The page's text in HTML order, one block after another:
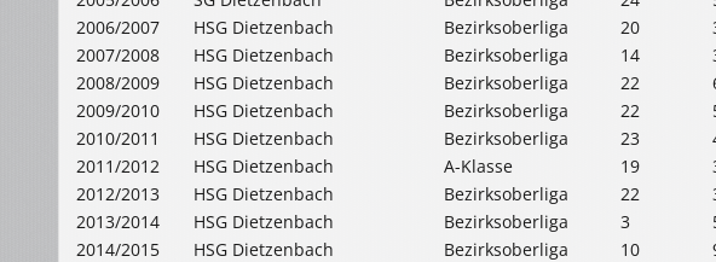
2006/2007
HSG Dietzenbach Bezirksoberliga 20
2007/2008
HSG Dietzenbach Bezirksoberliga 14
2008/2009
HSG Dietzenbach Bezirksoberliga 22
2009/2010
HSG Dietzenbach Bezirksoberliga 22
2010/2011
HSG Dietzenbach Bezirksoberliga 23
2011/2012
HSG Dietzenbach A-Klasse 19
2012/2013
HSG Dietzenbach Bezirksoberliga 22
2013/2014
HSG Dietzenbach Bezirksoberliga 3
2014/2015
HSG Dietzenbach Bezirksoberliga 10